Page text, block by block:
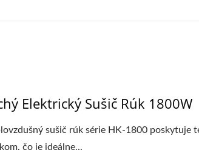
Elektrický Sušič Rúk 1800W
sušič rúk série HK-1800 poskytuje
čo je ideálne...